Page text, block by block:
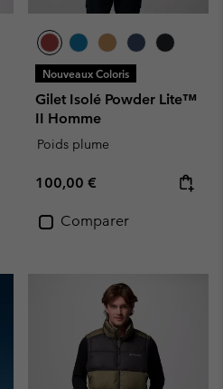
Nouveaux Coloris
Gilet Isolé Powder Lite™
II Homme
Poids plume
Regular price:
100,00 €
Comparer